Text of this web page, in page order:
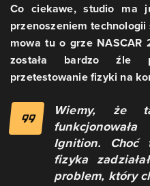
Co ciekawe, studio ma
przenoszeniem
mowa tu o grze NASCAR
została bardzo źle
przetestowanie fizyki na
Wiemy, że
Ignition. Choć
fizyka
problem, który